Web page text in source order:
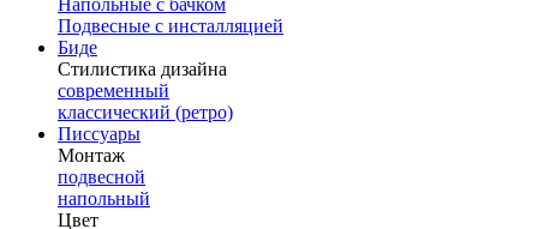
Напольные с бачком
Подвесные с инсталляцией
Биде
Стилистика дизайна
современный
классический (ретро)
Писсуары
Монтаж
подвесной
напольный
Цвет